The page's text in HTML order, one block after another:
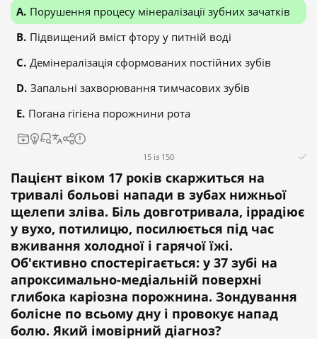
Порушення процесу мінералізації зубних зачатків
Підвищений вміст фтору у питній воді
Демінералізація сформованих постійних зубів
Запальні захворювання тимчасових зубів
Погана гігієна порожнини рота
15 із 150
Пацієнт віком 17 років скаржиться на
тривалі больові напади в зубах нижньої
щелепи зліва. Біль довготривала, іррадіює
у вухо, потилицю, посилюється під час
вживання холодної і гарячої їжі.
Об'єктивно спостерігається: у 37 зубі на
апроксимально-медіальній поверхні
глибока каріозна порожнина. Зондування
болісне по всьому дну і провокує напад
болю. Який імовірний діагноз?